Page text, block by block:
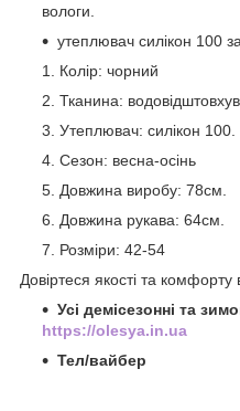
вологи.
утеплювач силікон 100
Колір: чорний
Тканина:
Утеплювач: силікон 100.
Сезон: весна-осінь
Довжина виробу: 78см.
Довжина рукава: 64см.
Розміри: 42-54
Довіртеся якості та
Усі демісезонні та
https://olesya.in.ua
Тел/вайбер